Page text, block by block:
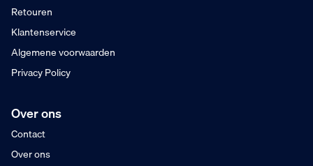
Retouren
Klantenservice
Algemene voorwaarden
Privacy Policy
Over ons
Contact
Over ons